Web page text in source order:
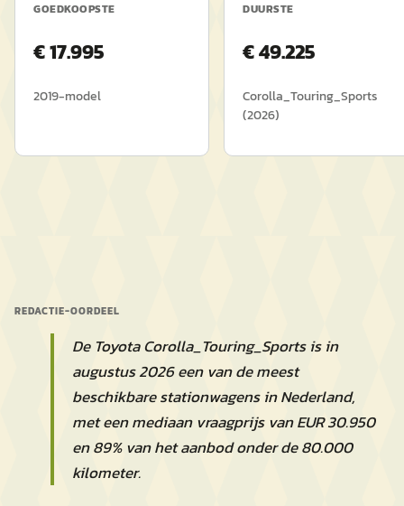
GOEDKOOPSTE
€17.995
2019-model
DUURSTE
€49.225
Corolla_Touring_Sports
(2026)
REDACTIE-OORDEEL
De Toyota Corolla_Touring_Sports is in
augustus 2026 een van de meest
beschikbare stationwagens in Nederland,
met een mediaan vraagprijs van EUR 30.950
en 89% van het aanbod onder de 80.000
kilometer.